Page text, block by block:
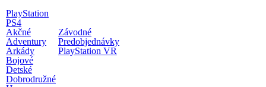
PlayStation
PS4
Akčné
Adventury
Arkády
Bojové
Detské
Dobrodružné
Závodné
Predobjednávky
PlayStation VR